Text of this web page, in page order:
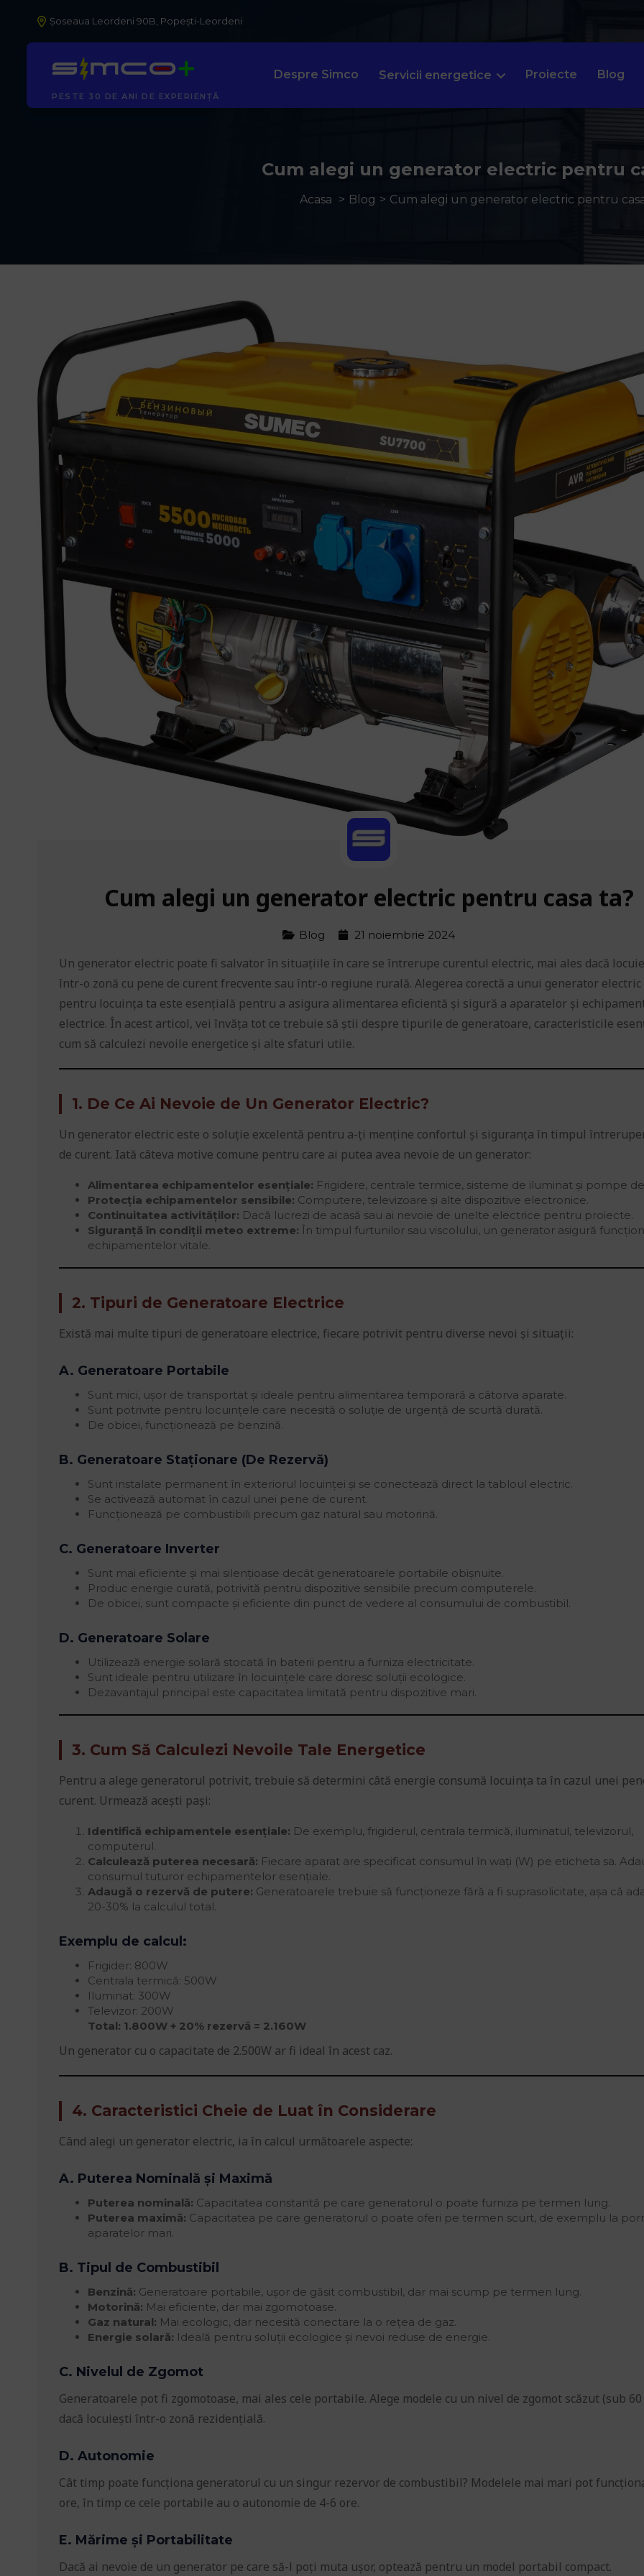
Șoseaua Leordeni 90B, Popești-Leordeni
AUTORIZAȚI ANRE
Despre Simco Servicii energetice Proiecte Blog
Cum alegi un generator electric pentru
Acasa Blog Cum alegi un generator electric pentru
Cum alegi un generator electric pentru casa ta?
Blog 21 noiembrie 2024
Un generator electric poate fi salvator în situațiile în care se întrerupe curentul electric, mai ales dacă
într-o zonă cu pene de curent frecvente sau într-o regiune rurală. Alegerea corectă a unui generator electric
pentru locuința ta este esențială pentru a asigura alimentarea eficientă și sigură a aparatelor și
electrice. În acest articol, vei învăța tot ce trebuie să știi despre tipurile de generatoare, caracteristicile
cum să calculezi nevoile energetice și alte sfaturi utile.
1. De Ce Ai Nevoie de Un Generator Electric?
Un generator electric este o soluție excelentă pentru a-ți menține confortul și siguranța în timpul
de curent. Iată câteva motive comune pentru care ai putea avea nevoie de un generator:
Alimentarea echipamentelor esențiale: Frigidere, centrale termice, sisteme de iluminat și pompe
Protecția echipamentelor sensibile: Computere, televizoare și alte dispozitive electronice.
Continuitatea activităților: Dacă lucrezi de acasă sau ai nevoie de unelte electrice pentru proiecte.
Siguranță în condiții meteo extreme: În timpul furtunilor sau viscolului, un generator asigură
echipamentelor vitale.
2. Tipuri de Generatoare Electrice
Există mai multe tipuri de generatoare electrice, fiecare potrivit pentru diverse nevoi și situații:
A. Generatoare Portabile
Sunt mici, ușor de transportat și ideale pentru alimentarea temporară a câtorva aparate.
Sunt potrivite pentru locuințele care necesită o soluție de urgență de scurtă durată.
De obicei, funcționează pe benzină.
B. Generatoare Staționare (De Rezervă)
Sunt instalate permanent în exteriorul locuinței și se conectează direct la tabloul electric.
Se activează automat în cazul unei pene de curent.
Funcționează pe combustibili precum gaz natural sau motorină.
C. Generatoare Inverter
Sunt mai eficiente și mai silențioase decât generatoarele portabile obișnuite.
Produc energie curată, potrivită pentru dispozitive sensibile precum computerele.
De obicei, sunt compacte și eficiente din punct de vedere al consumului de combustibil.
D. Generatoare Solare
Utilizează energie solară stocată în baterii pentru a furniza electricitate.
Sunt ideale pentru utilizare în locuințele care doresc soluții ecologice.
Dezavantajul principal este capacitatea limitată pentru dispozitive mari.
3. Cum Să Calculezi Nevoile Tale Energetice
Pentru a alege generatorul potrivit, trebuie să determini câtă energie consumă locuința ta în cazul unei
curent. Urmează acești pași:
Identifică echipamentele esențiale: De exemplu, frigiderul, centrala termică, iluminatul, televizorul,
computerul.
Calculează puterea necesară: Fiecare aparat are specificat consumul în wați (W) pe eticheta sa.
consumul tuturor echipamentelor esențiale.
Adaugă o rezervă de putere: Generatoarele trebuie să funcționeze fără a fi suprasolicitate, așa că
20-30% la calculul total.
Exemplu de calcul:
Frigider: 800W
Centrala termică: 500W
Iluminat: 300W
Televizor: 200W
Total: 1.800W + 20% rezervă = 2.160W
Un generator cu o capacitate de 2.500W ar fi ideal în acest caz.
4. Caracteristici Cheie de Luat în Considerare
Când alegi un generator electric, ia în calcul următoarele aspecte:
A. Puterea Nominală și Maximă
Puterea nominală: Capacitatea constantă pe care generatorul o poate furniza pe termen lung.
Puterea maximă: Capacitatea pe care generatorul o poate oferi pe termen scurt, de exemplu la
aparatelor mari.
B. Tipul de Combustibil
Benzină: Generatoare portabile, ușor de găsit combustibil, dar mai scump pe termen lung.
Motorină: Mai eficiente, dar mai zgomotoase.
Gaz natural: Mai ecologic, dar necesită conectare la o rețea de gaz.
Energie solară: Ideală pentru soluții ecologice și nevoi reduse de energie.
C. Nivelul de Zgomot
Generatoarele pot fi zgomotoase, mai ales cele portabile. Alege modele cu un nivel de zgomot scăzut (sub 60
dacă locuiești într-o zonă rezidențială.
D. Autonomie
Cât timp poate funcționa generatorul cu un singur rezervor de combustibil? Modelele mai mari pot
ore, în timp ce cele portabile au o autonomie de 4-6 ore.
E. Mărime și Portabilitate
Dacă ai nevoie de un generator pe care să-l poți muta ușor, optează pentru un model portabil compact.